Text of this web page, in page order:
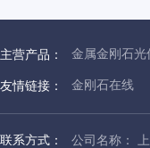
主营产品： 金属金刚石光
友情链接： 金刚石在线
联系方式：
公司名称：